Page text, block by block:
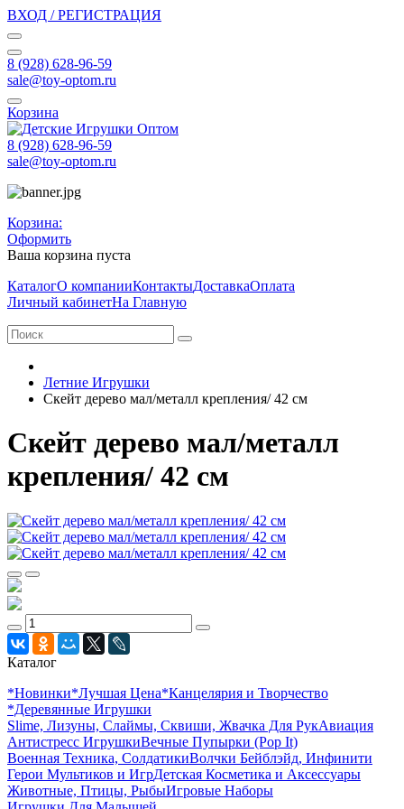
ВХОД / РЕГИСТРАЦИЯ
8 (928) 628-96-59
sale@toy-optom.ru
Корзина
8 (928) 628-96-59
sale@toy-optom.ru
Корзина:
Оформить
Ваша корзина пуста
КаталогО компанииКонтактыДоставкаОплата
Личный кабинетНа Главную
Летние Игрушки
Скейт дерево мал/металл крепления/ 42 см
Скейт дерево мал/металл
крепления/ 42 см
Каталог
*Новинки*Лучшая Цена*Канцелярия и Творчество
*Деревянные Игрушки
Slime, Лизуны, Слаймы, Сквиши, Жвачка Для РукАвиация
Антистресс ИгрушкиВечные Пупырки (Pop It)
Военная Техника, СолдатикиВолчки Бейблэйд, Инфинити
Герои Мультиков и ИгрДетcкая Косметика и Аксессуары
Животные, Птицы, РыбыИгровые Наборы